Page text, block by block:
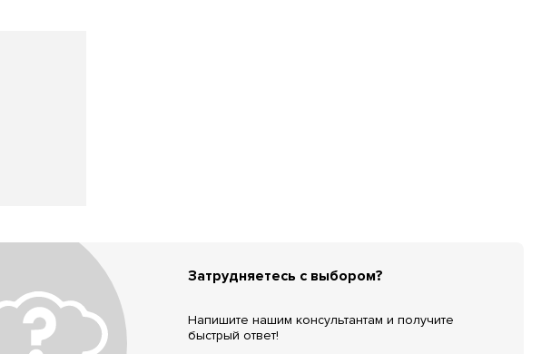
Затрудняетесь с выбором?
Напишите нашим консультантам и получите
быстрый ответ!